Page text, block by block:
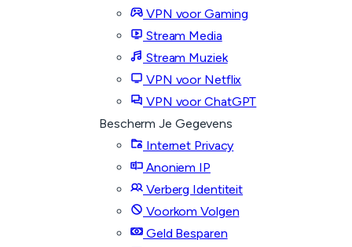
VPN voor Gaming
Stream Media
Stream Muziek
VPN voor Netflix
VPN voor ChatGPT
Bescherm Je Gegevens
Internet Privacy
Anoniem IP
Verberg Identiteit
Voorkom Volgen
Geld Besparen